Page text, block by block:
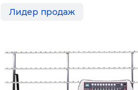
Лидер продаж